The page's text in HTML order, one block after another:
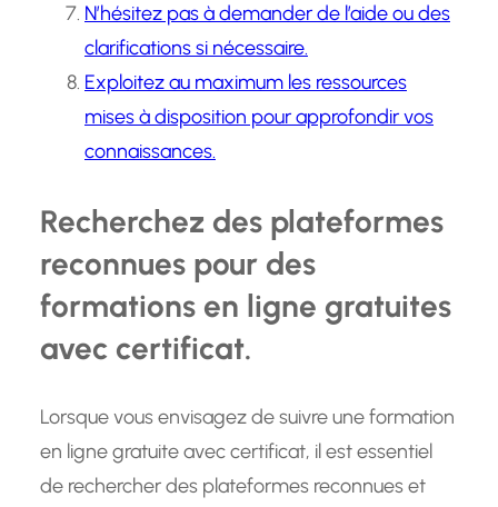
N’hésitez pas à demander de l’aide ou des
clarifications si nécessaire.
Exploitez au maximum les ressources
mises à disposition pour approfondir vos
connaissances.
Recherchez des plateformes
reconnues pour des
formations en ligne gratuites
avec certificat.
Lorsque vous envisagez de suivre une formation
en ligne gratuite avec certificat, il est essentiel
de rechercher des plateformes reconnues et